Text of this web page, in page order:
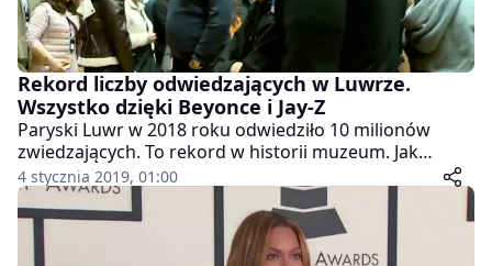
Rekord liczby odwiedzających w Luwrze.
Wszystko dzięki Beyonce i Jay-Z
Paryski Luwr w 2018 roku odwiedziło 10 milionów
zwiedzających. To rekord w historii muzeum. Jak
tłumaczą pracownicy instytucji, tak zdumiewający
wynik był możliwy m.in. dzięki teledyskowi Beyonce i
Jay-Z.
4 stycznia 2019, 01:00